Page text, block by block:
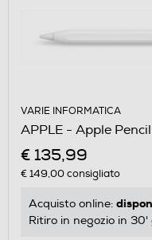
VARIE INFORMATICA
APPLE - Apple
€ 135,99
€ 149,00consigliato
Acquisto online:
Ritiro in negozio in